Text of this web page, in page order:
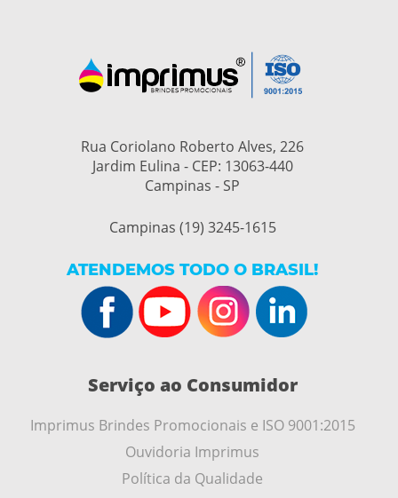
Rua Coriolano Roberto Alves, 226
Jardim Eulina - CEP: 13063-440
Campinas - SP
Campinas (19) 3245-1615
ATENDEMOS TODO O BRASIL!
Serviço ao Consumidor
Imprimus Brindes Promocionais e ISO 9001:2015
Ouvidoria Imprimus
Política da Qualidade